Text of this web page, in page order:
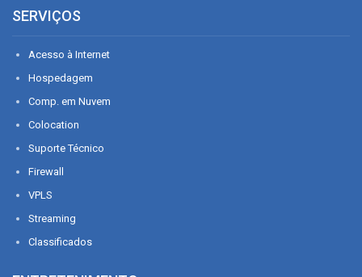
SERVIÇOS
Acesso à Internet
Hospedagem
Comp. em Nuvem
Colocation
Suporte Técnico
Firewall
VPLS
Streaming
Classificados